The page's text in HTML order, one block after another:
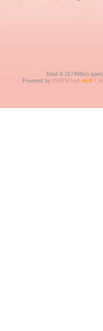
Total 0.317408(s)
Powered by PHPWind v6.0